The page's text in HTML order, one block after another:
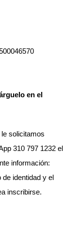
en el
solicitamos
310 797 1232 el
información:
identidad y el
inscribirse.